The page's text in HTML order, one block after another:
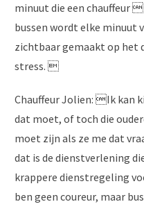
minuut die een chauffeur
bussen wordt elke minuut
zichtbaar gemaakt op het
stress. 
Chauffeur Jolien: Ik kan
dat moet, of toch die
moet zijn als ze me dat
dat is de dienstverlening
krappere dienstregeling
ben geen coureur, maar